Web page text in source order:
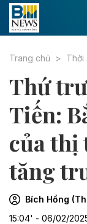
Trang chủ Thời
Thứ
Tiến:
của thị
tăng
Bích Hồng
15:04' - 06/02/